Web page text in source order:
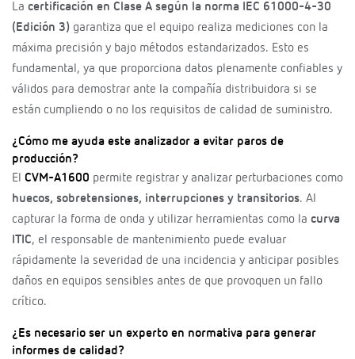
La certificación en Clase A según la norma IEC 61000-4-30
(Edición 3) garantiza que el equipo realiza mediciones con la
máxima precisión y bajo métodos estandarizados. Esto es
fundamental, ya que proporciona datos plenamente confiables y
válidos para demostrar ante la compañía distribuidora si se
están cumpliendo o no los requisitos de calidad de suministro.
¿Cómo me ayuda este analizador a evitar paros de
producción?
El CVM-A1600 permite registrar y analizar perturbaciones como
huecos, sobretensiones, interrupciones y transitorios. Al
capturar la forma de onda y utilizar herramientas como la curva
ITIC, el responsable de mantenimiento puede evaluar
rápidamente la severidad de una incidencia y anticipar posibles
daños en equipos sensibles antes de que provoquen un fallo
crítico.
¿Es necesario ser un experto en normativa para generar
informes de calidad?